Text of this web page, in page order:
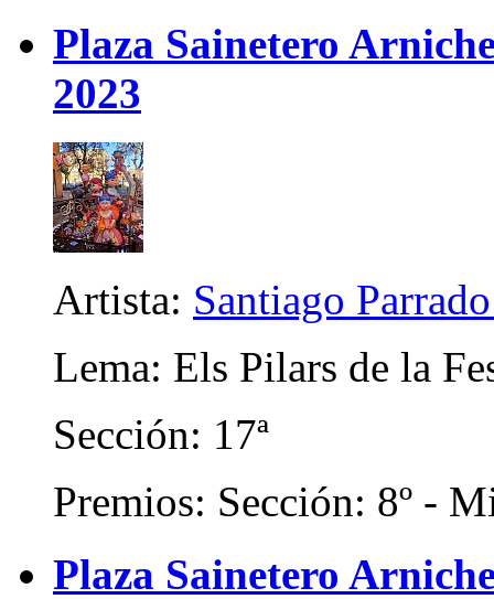
Plaza Sainetero
2023
Artista: Santiago
Lema: Els Pilars de la
Sección: 17ª
Premios: Sección: 8º -
Plaza Sainetero